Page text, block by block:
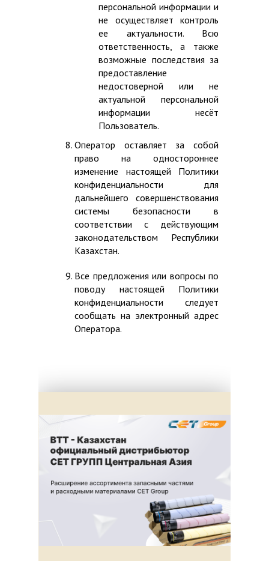
персональной информации и
не осуществляет контроль
ее актуальности. Всю
ответственность, а также
возможные последствия за
предоставление
недостоверной или не
актуальной персональной
информации несёт
Пользователь.
Оператор оставляет за собой
право на одностороннее
изменение настоящей Политики
конфиденциальности для
дальнейшего совершенствования
системы безопасности в
соответствии с действующим
законодательством Республики
Казахстан.
Все предложения или вопросы по
поводу настоящей Политики
конфиденциальности следует
сообщать на электронный адрес
Оператора.